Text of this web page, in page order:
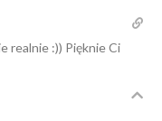
realnie :)) Pięknie Ci